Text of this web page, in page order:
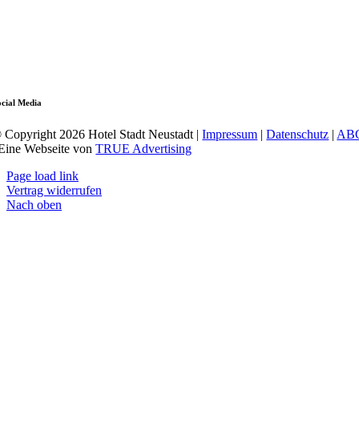
Media
Copyright 2026 Hotel Stadt Neustadt |Impressum |Datenschutz |
Webseite vonTRUE Advertising
Page load link
Vertrag widerrufen
Nach oben